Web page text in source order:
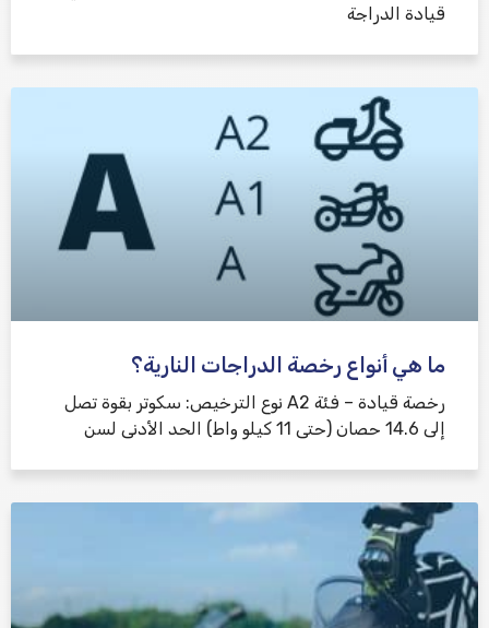
قيادة الدراجة
ما هي أنواع رخصة الدراجات النارية؟
رخصة قيادة – فئة A2 نوع الترخيص: سكوتر بقوة تصل
إلى 14.6 حصان (حتى 11 كيلو واط) الحد الأدنى لسن